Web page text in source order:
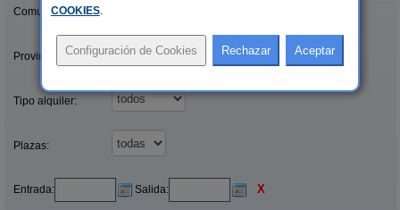
Comunidades:
Provincias/Islas:
Tipo alquiler:
Plazas:
Entrada: Salida: X
COOKIES.